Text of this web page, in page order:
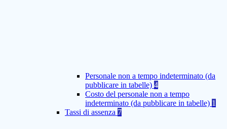
Personale non a tempo indeterminato (da
pubblicare in tabelle) 4
Costo del personale non a tempo
indeterminato (da pubblicare in tabelle) 1
Tassi di assenza 7